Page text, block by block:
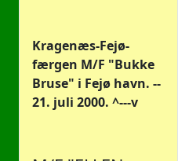
Kragenæs-Fejø-
færgen M/F "Bukke
Bruse" i Fejø havn. --
21. juli 2000. ^---v